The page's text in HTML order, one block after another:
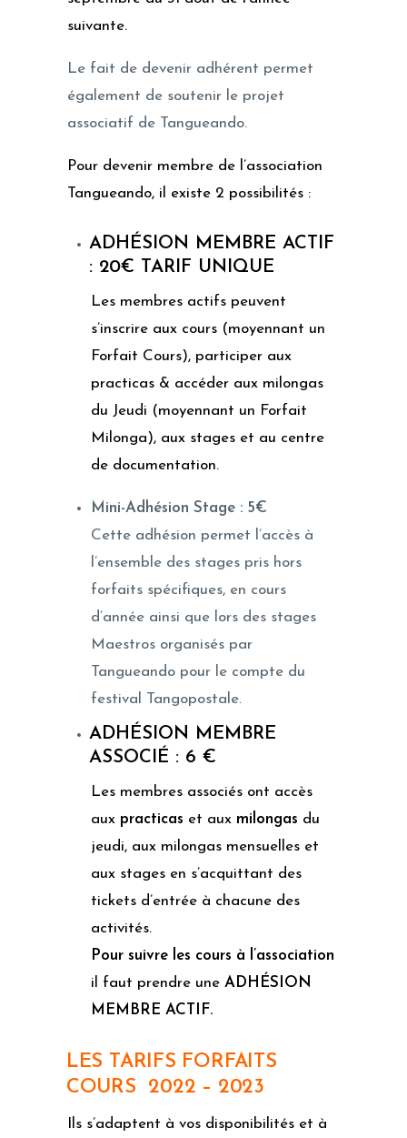
suivante.
Le fait de devenir adhérent permet
également de soutenir le projet
associatif de Tangueando.
Pour devenir membre de l’association
Tangueando, il existe 2 possibilités :
ADHÉSION MEMBRE ACTIF
: 20€ TARIF UNIQUE
Les membres actifs peuvent
s’inscrire aux cours (moyennant un
Forfait Cours), participer aux
practicas & accéder aux milongas
du Jeudi (moyennant un Forfait
Milonga), aux stages et au centre
de documentation.
Mini-Adhésion Stage : 5€
Cette adhésion permet l’accès à
l’ensemble des stages pris hors
forfaits spécifiques, en cours
d’année ainsi que lors des stages
Maestros organisés par
Tangueando pour le compte du
festival Tangopostale.
ADHÉSION MEMBRE
ASSOCIÉ : 6 €
Les membres associés ont accès
aux practicas et aux milongas du
jeudi, aux milongas mensuelles et
aux stages en s’acquittant des
tickets d’entrée à chacune des
activités.
Pour suivre les cours à l’association
il faut prendre une ADHÉSION
MEMBRE ACTIF.
LES TARIFS FORFAITS
COURS 2022 – 2023
Ils s’adaptent à vos disponibilités et à